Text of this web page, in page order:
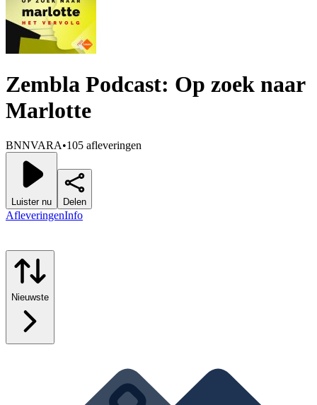
Zembla Podcast: Op zoek naar
Marlotte
BNNVARA•105 afleveringen
Luister nu Delen
AfleveringenInfo
Nieuwste